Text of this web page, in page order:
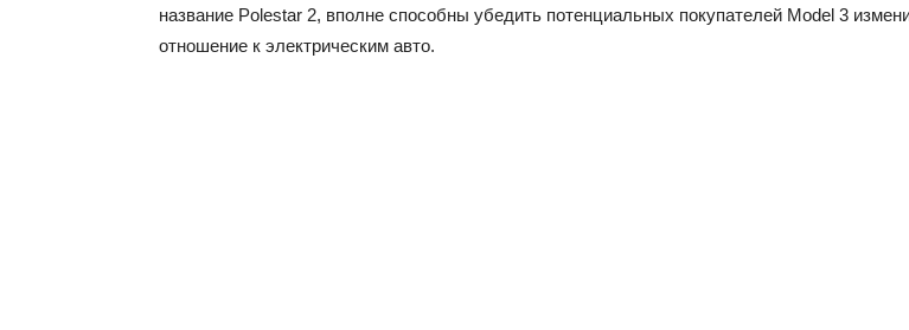
название Polestar 2, вполне способны убедить потенциальных покупателей Model 3
отношение к электрическим авто.